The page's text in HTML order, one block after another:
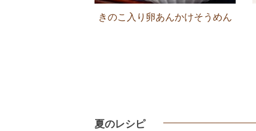
きのこ入り卵あんかけそうめん
夏のレシピ